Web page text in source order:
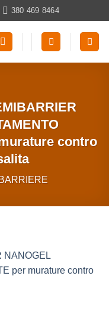
380 469 8464
contro
BARRIERE